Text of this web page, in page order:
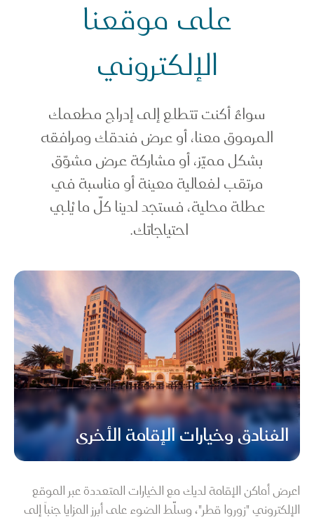
على موقعنا
الإلكتروني
سواءٌ أكنت تتطلع إلى إدراج مطعمك
المرموق معنا، أو عرض فندقك ومرافقه
بشكل مميّز، أو مشاركة عرض مشوّق
مرتقب لفعالية معينة أو مناسبة في
عطلة محلية، فستجد لدينا كلّ ما يُلبي
احتياجاتك.
الفنادق وخيارات الإقامة الأخرى
اعرض أماكن الإقامة لديك مع الخيارات المتعددة عبر الموقع
الإلكتروني "زوروا قطر"، وسلّط الضوء على أبرز المزايا جنباً إلى